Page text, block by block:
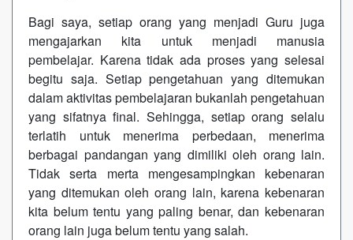
Bagi saya, setiap orang yang menjadi Guru juga
mengajarkan kita untuk menjadi manusia
pembelajar. Karena tidak ada proses yang selesai
begitu saja. Setiap pengetahuan yang ditemukan
dalam aktivitas pembelajaran bukanlah pengetahuan
yang sifatnya final. Sehingga, setiap orang selalu
terlatih untuk menerima perbedaan, menerima
berbagai pandangan yang dimiliki oleh orang lain.
Tidak serta merta mengesampingkan kebenaran
yang ditemukan oleh orang lain, karena kebenaran
kita belum tentu yang paling benar, dan kebenaran
orang lain juga belum tentu yang salah.